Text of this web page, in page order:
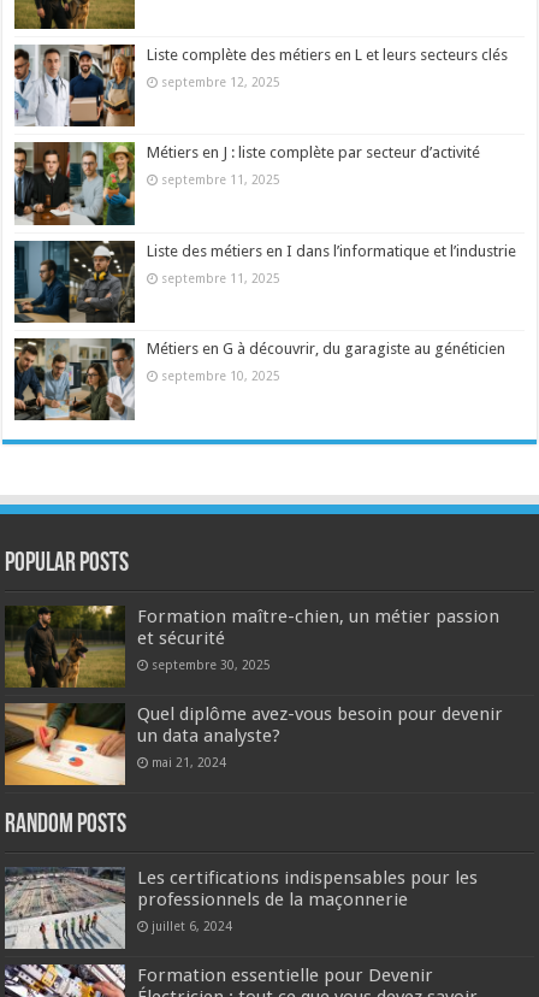
Liste complète des métiers en L et leurs secteurs clés
septembre 12, 2025
Métiers en J : liste complète par secteur d’activité
septembre 11, 2025
Liste des métiers en I dans l’informatique et l’industrie
septembre 11, 2025
Métiers en G à découvrir, du garagiste au généticien
septembre 10, 2025
Popular Posts
Formation maître-chien, un métier passion
et sécurité
septembre 30, 2025
Quel diplôme avez-vous besoin pour devenir
un data analyste?
mai 21, 2024
Random Posts
Les certifications indispensables pour les
professionnels de la maçonnerie
juillet 6, 2024
Formation essentielle pour Devenir